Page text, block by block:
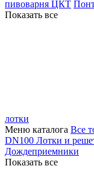
пивоварня ЦКТ
Показать все
лотки
Меню каталога Все
DN100 Лотки и
Дождеприемники
Показать все